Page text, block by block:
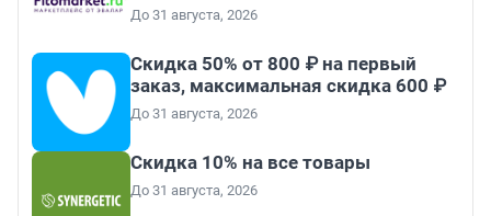
До 31 августа, 2026
Скидка 50% от 800 ₽ на первый
заказ, максимальная скидка 600 ₽
До 31 августа, 2026
Скидка 10% на все товары
До 31 августа, 2026